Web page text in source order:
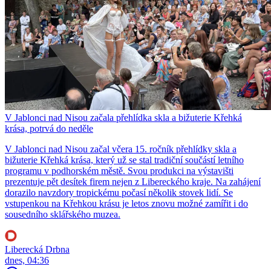
V Jablonci nad Nisou začala přehlídka skla a bižuterie Křehká
krása, potrvá do neděle
V Jablonci nad Nisou začal včera 15. ročník přehlídky skla a
bižuterie Křehká krása, který už se stal tradiční součástí letního
programu v podhorském městě. Svou produkci na výstavišti
prezentuje pět desítek firem nejen z Libereckého kraje. Na zahájení
dorazilo navzdory tropickému počasí několik stovek lidí. Se
vstupenkou na Křehkou krásu je letos znovu možné zamířit i do
sousedního sklářského muzea.
Liberecká Drbna
dnes, 04:36